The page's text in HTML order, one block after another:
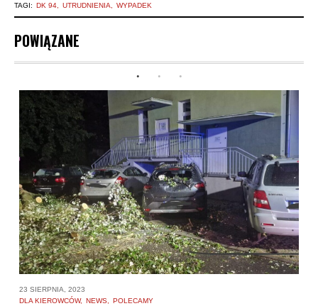
TAGI: DK 94 UTRUDNIENIA WYPADEK
POWIĄZANE
23 SIERPNIA, 2023
DLA KIEROWCÓW
NEWS POLECAMY